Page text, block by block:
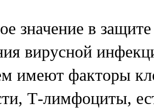
значение в
вирусной
имеют факторы
Т-лимфоциты,